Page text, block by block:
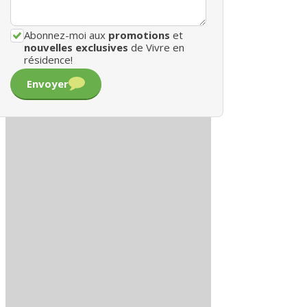
Abonnez-moi aux promotions et
nouvelles exclusives de Vivre en
résidence!
Envoyer